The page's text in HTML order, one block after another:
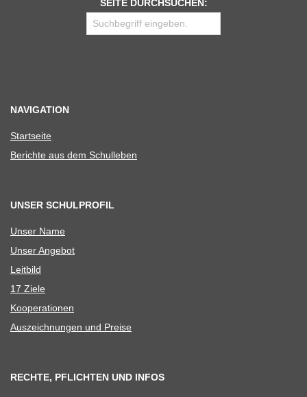
SEITE DURCHSUCHEN:
NAVIGATION
Start­seite
Berichte aus dem Schulleben
UNSER SCHULPROFIL
Unser Name
Unser Ange­bot
Leit­bild
17 Ziele
Koope­ra­tio­nen
Aus­zeich­nun­gen und Preise
RECHTE, PFLICHTEN UND INFOS